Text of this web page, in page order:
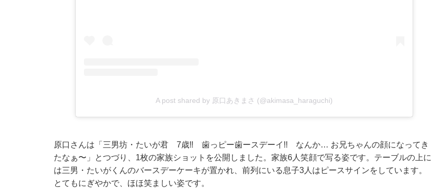
A post shared by 原口あきまさ (@akimasa_haraguchi)
原口さんは「三男坊・たいが君 7歳‼️ 歯っピー歯ースデーイ!! なんか… お兄ちゃんの顔になってき
たなぁ〜」とつづり、1枚の家族ショットを公開しました。家族6人笑顔で写る姿です。テーブルの上に
は三男・たいがくんのバースデーケーキが置かれ、前列にいる息子3人はピースサインをしています。
とてもにぎやかで、ほほ笑ましい姿です。